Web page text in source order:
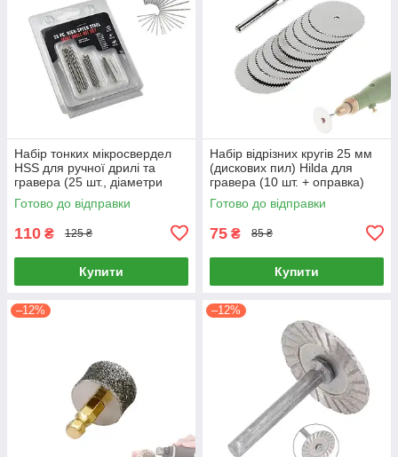
Набір тонких мікросвердел
HSS для ручної дрилі та
гравера (25 шт., діаметри
0.5–3.0 мм, для дерева,
пластику та м'якого металу)
Готово до відправки
110 ₴ 125 ₴
Купити
Набір відрізних кругів 25 мм
(дискових пил) Hilda для
гравера (10 шт. + оправка)
Готово до відправки
75 ₴ 85 ₴
Купити
–12% –12%